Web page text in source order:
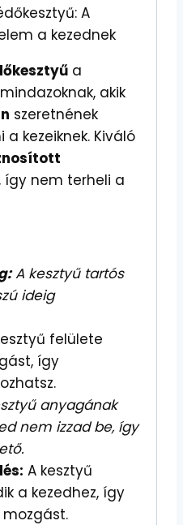
A
a kezednek
a
akik
szeretnének
kezeiknek. Kiváló
így nem terheli a
A kesztyű tartós
ideig
felülete
így
anyagának
nem izzad be, így
A kesztyű
a kezedhez, így